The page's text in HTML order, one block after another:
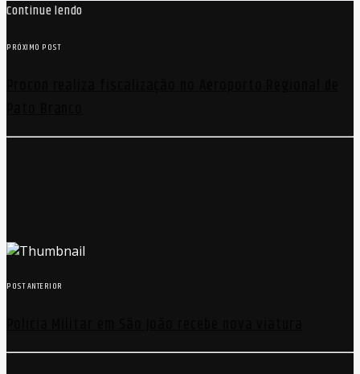
Continue lendo
PRÓXIMO POST
POST ANTERIOR